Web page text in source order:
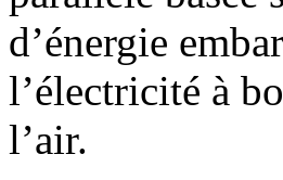
d’énergie
l’électricité à
l’air.